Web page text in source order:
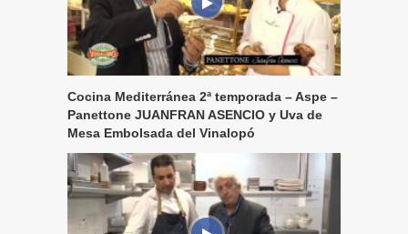
Cocina Mediterránea 2ª temporada – Aspe –
Panettone JUANFRAN ASENCIO y Uva de
Mesa Embolsada del Vinalopó